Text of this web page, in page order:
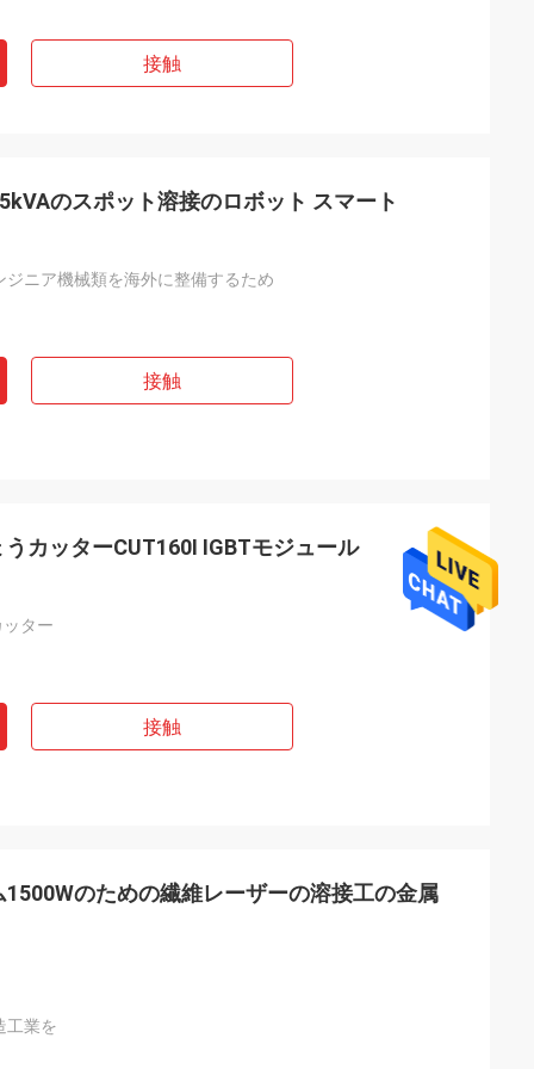
接触
のスポット溶接のロボット スマート
ジニア機械類を海外に整備するため
接触
カッターCUT160I IGBTモジュール
ター
接触
のための繊維レーザーの溶接工の金属
工業を